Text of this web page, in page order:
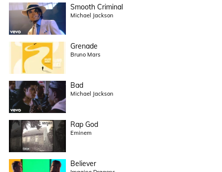
Smooth Criminal
Michael Jackson
Grenade
Bruno Mars
Bad
Michael Jackson
Rap God
Eminem
Believer